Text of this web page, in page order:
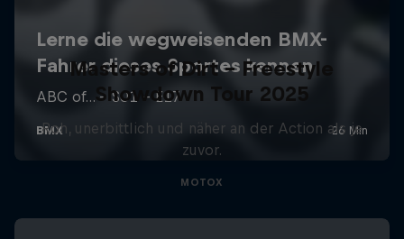
Masters of Dirt – Freestyle
Showdown Tour 2025
Roh, unerbittlich und näher an der Action als je
zuvor.
MOTOX